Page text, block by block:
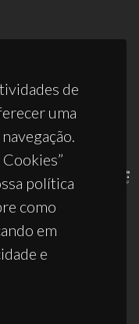
de
uma
política
como
em
e
2025
50011/2025